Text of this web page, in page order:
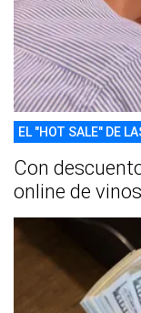
EL "HOT SALE" DE
Con
online de